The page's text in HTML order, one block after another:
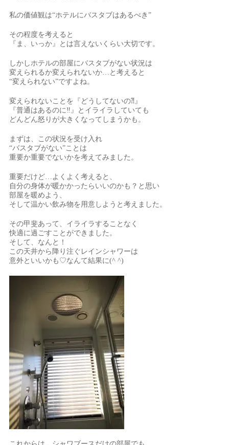
私の価値観は“ホテルにバスタブはあるべき”
その程度を考えると
『ま、いっか』とは言えないくらい大切です。
しかしホテルの部屋にバスタブがない状況は
変えられるか変えられないか…と考えると
“変えられない”ですよね。
変えられないことを『どうしてないの⁈』
『普通はあるのに‼︎』とイライラしていても
どんどん怒りが大きくなってしまうかも。
まずは、この状況を受け入れ
“バスタブがない”ことは
重要か重要でないかを考えてみました。
重要だけど…よくよく考えると、
自分の身体が暖かかったらいいのかも？と思い
部屋を暖めよう、
そして温かい飲み物を用意しようと考えました。
その甲斐あって、イライラすることなく
快適に過ごすことができました。
そして、なんと！
この天井から降り注ぐレインシャワーは
意外といいかも♡なんて結果に(^ ^)